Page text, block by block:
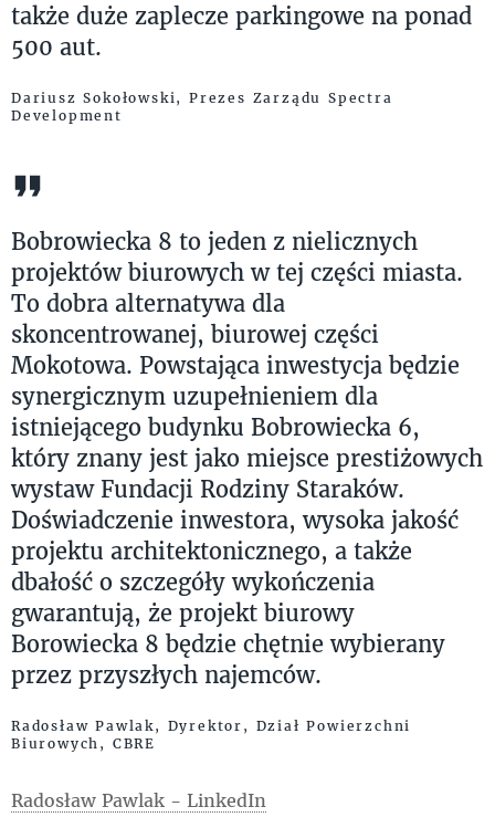
także duże zaplecze parkingowe na ponad
500 aut.
Dariusz Sokołowski, Prezes Zarządu Spectra
Development
Bobrowiecka 8 to jeden z nielicznych
projektów biurowych w tej części miasta.
To dobra alternatywa dla
skoncentrowanej, biurowej części
Mokotowa. Powstająca inwestycja będzie
synergicznym uzupełnieniem dla
istniejącego budynku Bobrowiecka 6,
który znany jest jako miejsce prestiżowych
wystaw Fundacji Rodziny Staraków.
Doświadczenie inwestora, wysoka jakość
projektu architektonicznego, a także
dbałość o szczegóły wykończenia
gwarantują, że projekt biurowy
Borowiecka 8 będzie chętnie wybierany
przez przyszłych najemców.
Radosław Pawlak, Dyrektor, Dział Powierzchni
Biurowych, CBRE
Radosław Pawlak - LinkedIn